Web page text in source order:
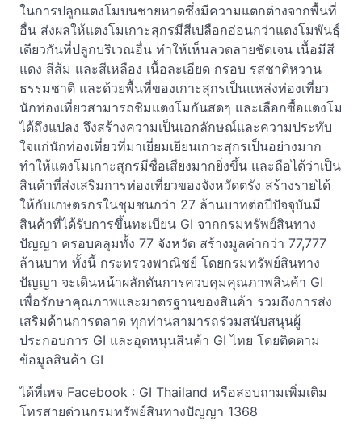
ในการปลูกแตงโมบนชายหาดซึ่งมีความแตกต่างจากพื้นที่
อื่น ส่งผลให้แตงโมเกาะสุกรมีสีเปลือกอ่อนกว่าแตงโมพันธุ์
เดียวกันที่ปลูกบริเวณอื่น ทำให้เห็นลวดลายชัดเจน เนื้อมีสี
แดง สีส้ม และสีเหลือง เนื้อละเอียด กรอบ รสชาติหวาน
ธรรมชาติ และด้วยพื้นที่ของเกาะสุกรเป็นแหล่งท่องเที่ยว
นักท่องเที่ยวสามารถชิมแตงโมกันสดๆ และเลือกซื้อแตงโม
ได้ถึงแปลง จึงสร้างความเป็นเอกลักษณ์และความประทับ
ใจแก่นักท่องเที่ยวที่มาเยี่ยมเยียนเกาะสุกรเป็นอย่างมาก
ทำให้แตงโมเกาะสุกรมีชื่อเสียงมากยิ่งขึ้น และถือได้ว่าเป็น
สินค้าที่ส่งเสริมการท่องเที่ยวของจังหวัดตรัง สร้างรายได้
ให้กับเกษตรกรในชุมชนกว่า 27 ล้านบาทต่อปีปัจจุบันมี
สินค้าที่ได้รับการขึ้นทะเบียน GI จากกรมทรัพย์สินทาง
ปัญญา ครอบคลุมทั้ง 77 จังหวัด สร้างมูลค่ากว่า 77,777
ล้านบาท ทั้งนี้ กระทรวงพาณิชย์ โดยกรมทรัพย์สินทาง
ปัญญา จะเดินหน้าผลักดันการควบคุมคุณภาพสินค้า GI
เพื่อรักษาคุณภาพและมาตรฐานของสินค้า รวมถึงการส่ง
เสริมด้านการตลาด ทุกท่านสามารถร่วมสนับสนุนผู้
ประกอบการ GI และอุดหนุนสินค้า GI ไทย โดยติดตาม
ข้อมูลสินค้า GI
ได้ที่เพจ Facebook : GI Thailand หรือสอบถามเพิ่มเติม
โทรสายด่วนกรมทรัพย์สินทางปัญญา 1368